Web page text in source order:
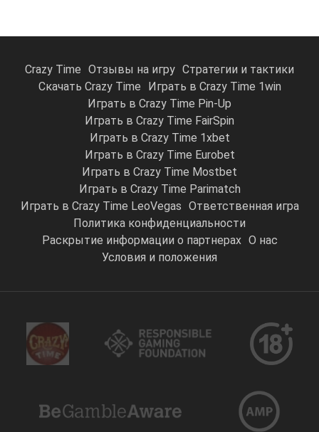
Crazy Time Отзывы на игру Стратегии и тактики
Скачать Crazy Time
Играть в Crazy Time 1win
Играть в Crazy Time Pin-Up
Играть в Crazy Time FairSpin
Играть в Crazy Time 1xbet
Играть в Crazy Time Eurobet
Играть в Crazy Time Mostbet
Играть в Crazy Time Parimatch
Играть в Crazy Time LeoVegas Ответственная игра
Политика конфиденциальности
Раскрытие информации о партнерах О нас
Условия и положения